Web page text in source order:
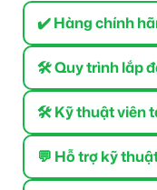
✔️ Hàng chính
🛠 Quy trình lắp
🛠 Kỹ thuật viên
💬 Hỗ trợ kỹ